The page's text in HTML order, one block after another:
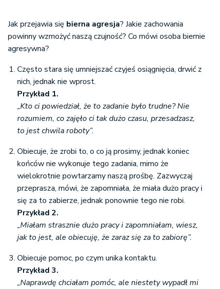
Jak przejawia się bierna agresja? Jakie zachowania
powinny wzmożyć naszą czujność? Co mówi osoba biernie
agresywna?
Często stara się umniejszać czyjeś osiągnięcia, drwić z
nich, jednak nie wprost.
Przykład 1.
„Kto ci powiedział, że to zadanie było trudne? Nie
rozumiem, co zajęło ci tak dużo czasu, przesadzasz,
to jest chwila roboty”.
Obiecuje, że zrobi to, o co ją prosimy, jednak koniec
końców nie wykonuje tego zadania, mimo że
wielokrotnie powtarzamy naszą prośbę. Zazwyczaj
przeprasza, mówi, że zapomniała, że miała dużo pracy i
się za to zabierze, jednak ponownie tego nie robi.
Przykład 2.
„Miałam strasznie dużo pracy i zapomniałam, wiesz,
jak to jest, ale obiecuję, że zaraz się za to zabiorę”.
Obiecuje pomoc, po czym unika kontaktu.
Przykład 3.
„Naprawdę chciałam pomóc, ale niestety wypadł mi